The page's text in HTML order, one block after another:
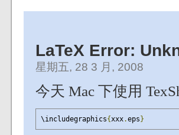
LaTeX Error:
星期五, 28 3 月, 2008
今天 Mac 下使用
\includegraphics{xxx.eps }